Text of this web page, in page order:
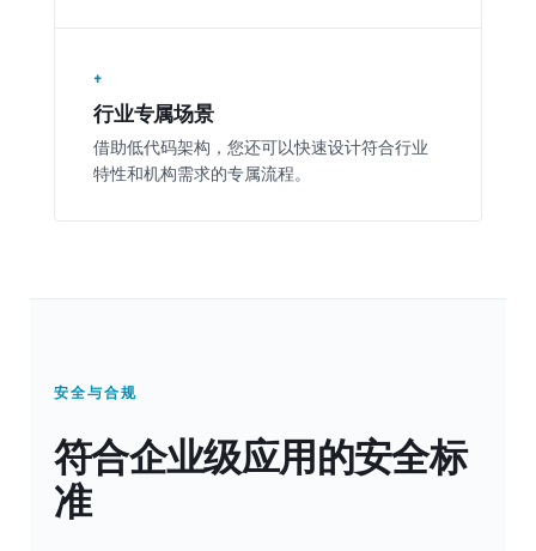
+
行业专属场景
借助低代码架构，您还可以快速设计符合行业
特性和机构需求的专属流程。
安全与合规
符合企业级应用的安全标
准